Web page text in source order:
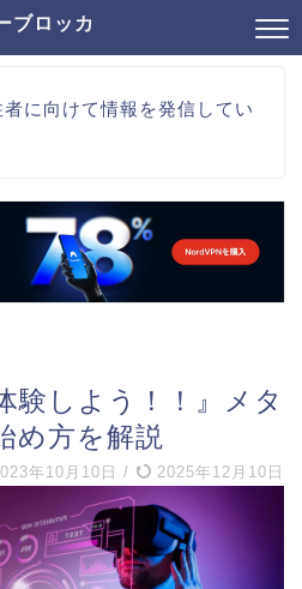
ブロッカ
に向けて情報を発信してい
験しよう！！』メタ
め方を解説
年10月10日 / 2025年12月10日